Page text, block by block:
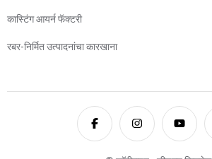
कास्टिंग आयर्न फॅक्टरी
रबर-निर्मित उत्पादनांचा कारखाना